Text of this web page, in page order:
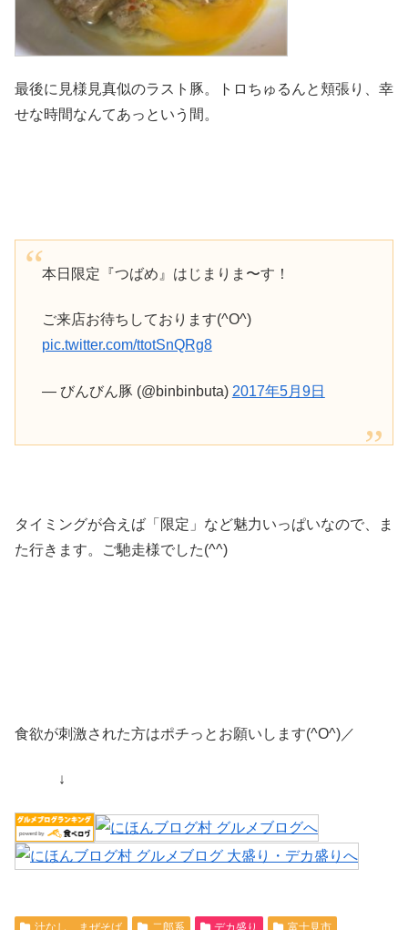
最後に見様見真似のラスト豚。トロちゅるんと頬張り、幸
せな時間なんてあっという間。
本日限定『つばめ』はじまりま〜す！
ご来店お待ちしております(^O^)
pic.twitter.com/ttotSnQRg8
— びんびん豚 (@binbinbuta) 2017年5月9日
タイミングが合えば「限定」など魅力いっぱいなので、ま
た行きます。ご馳走様でした(^^)
食欲が刺激された方はポチっとお願いします(^O^)／
↓
汁なし、まぜそば 二郎系 デカ盛り 富士見市